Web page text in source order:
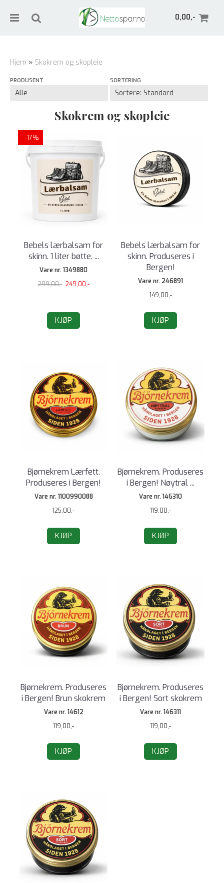
0,00,-
Hjem » Skokrem og skopleie
PRODUSENT SORTERING
Skokrem og skopleie
-17%
Bebels lærbalsam for
skinn. 1 liter bøtte. ...
Vare nr. 1349880
299,00,- 249,00,-
KJØP
Bebels lærbalsam for
skinn. Produseres i
Bergen!
Vare nr. 246891
149,00,-
KJØP
Bjørnekrem Lærfett.
Produseres i Bergen!
Vare nr. 1100990088
125,00,-
KJØP
Bjørnekrem. Produseres
i Bergen! Nøytral ...
Vare nr. 146310
119,00,-
KJØP
Bjørnekrem. Produseres
i Bergen! Brun skokrem
Vare nr. 14612
119,00,-
KJØP
Bjørnekrem. Produseres
i Bergen! Sort skokrem
Vare nr. 146311
119,00,-
KJØP